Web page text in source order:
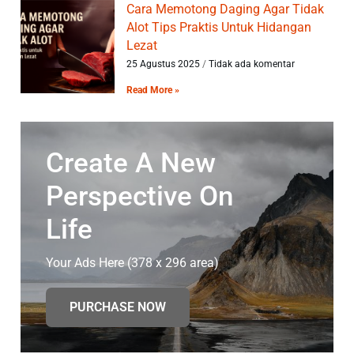
Cara Memotong Daging Agar Tidak
Alot Tips Praktis Untuk Hidangan
Lezat
25 Agustus 2025 Tidak ada komentar
Read More »
Create A New
Perspective On
Life
Your Ads Here (378 x 296 area)
PURCHASE NOW